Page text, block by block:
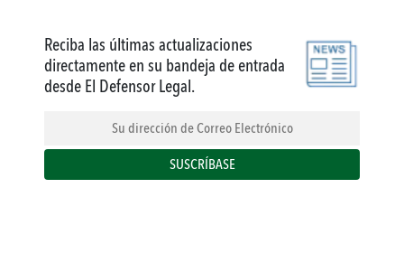
Reciba las últimas actualizaciones
directamente en su bandeja de entrada
desde El Defensor Legal.
Su dirección de Correo Electrónico
SUSCRÍBASE